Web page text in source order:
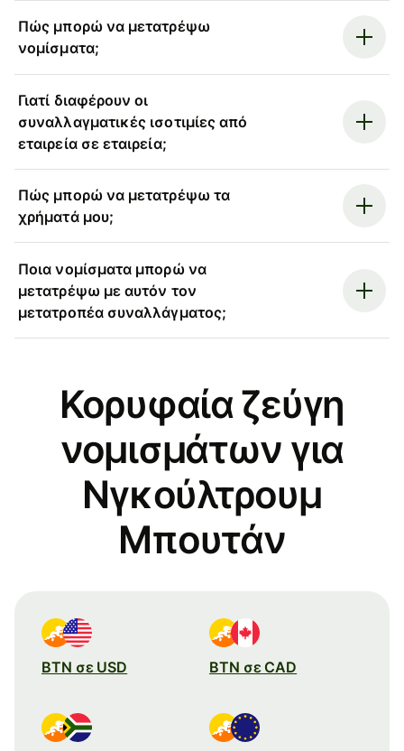
Πώς μπορώ να μετατρέψω
νομίσματα;
Γιατί διαφέρουν οι
συναλλαγματικές ισοτιμίες από
εταιρεία σε εταιρεία;
Πώς μπορώ να μετατρέψω τα
χρήματά μου;
Ποια νομίσματα μπορώ να
μετατρέψω με αυτόν τον
μετατροπέα συναλλάγματος;
Κορυφαία ζεύγη
νομισμάτων για
Νγκούλτρουμ
Μπουτάν
BTN σε USD BTN σε CAD